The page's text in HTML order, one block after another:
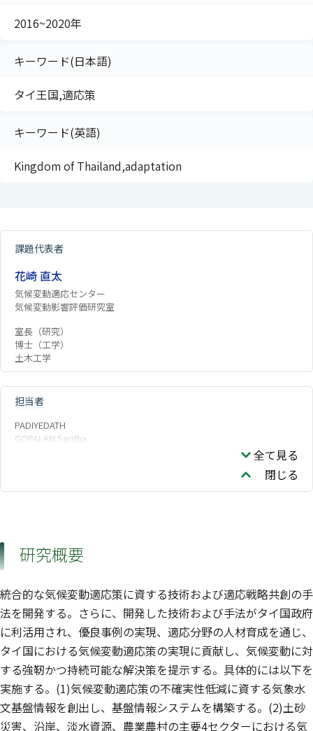
2016~2020年
キーワード(日本語)
タイ王国,適応策
キーワード(英語)
Kingdom of Thailand,adaptation
課題代表者
花崎 直太
気候変動適応センター
気候変動影響評価研究室
室長（研究）
博士（工学）
土木工学
担当者
PADIYEDATH
GOPALAN Saritha
全て見る
閉じる
研究概要
統合的な気候変動適応策に資する技術および適応戦略共創の手
法を開発する。さらに、開発した技術および手法がタイ国政府
に利活用され、優良事例の実現、適応分野の人材育成を通じ、
タイ国における気候変動適応策の実現に貢献し、気候変動に対
する強靭かつ持続可能な解決策を提示する。具体的には以下を
実施する。(1)気候変動適応策の不確実性低減に資する気象水
文基盤情報を創出し、基盤情報システムを構築する。(2)土砂
災害、沿岸、淡水資源、農業農村の主要4セクターにおける気